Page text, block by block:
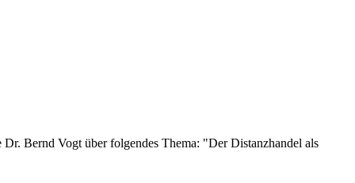
Bernd Vogt über folgendes Thema: "Der Distanzhandel als